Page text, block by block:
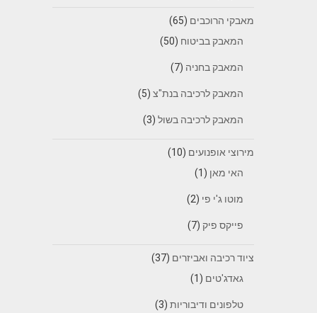
מאבקי הרוכבים (65)
המאבק בביטוח (50)
המאבק בחניה (7)
המאבק לרכיבה בנת"צ(5)
המאבק לרכיבה בשול(3)
מירוצי אופנועים (10)
האי מאן (1)
מוטו ג'י פי (2)
פייקס פיק (7)
ציוד רכיבה ואביזרים (37)
גאדג'טים (1)
טלפונים ודיבוריות(3)